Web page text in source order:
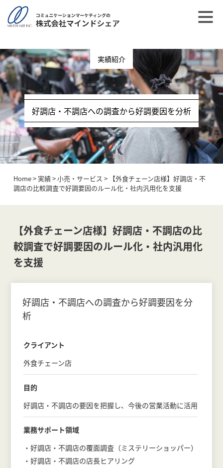
post_type = post
実績紹介
好調店・不調店への調査から好調要因を分析
Home>実績>小売・サービス > 【外食チェーン店様】好調店・不
調店の比較調査で好調要因のルール化・社内汎用化を支援
【外食チェーン店様】好調店・不調店の比
較調査で好調要因のルール化・社内汎用化
を支援
好調店・不調店への調査から好調要因を分
析
クライアント
外食チェーン店
目的
好調店・不調店の要因を把握し、今後の営業活動に活用
業務サポート領域
・好調店・不調店の覆面調査（ミステリーショッパー）
・好調店・不調店の店長ヒアリング